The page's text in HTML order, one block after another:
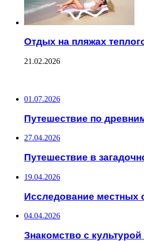
Отдых на пляжах
21.02.2026
01.07.2026
Путешествие по
27.04.2026
Путешествие в
19.04.2026
Исследование местных
04.04.2026
Знакомство с